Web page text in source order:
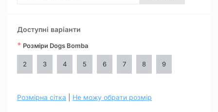
Доступні варіанти
* Розміри Dogs Bomba
2 3 4 5 6 7 8 9
Розмірна сітка Не можу обрати розмір